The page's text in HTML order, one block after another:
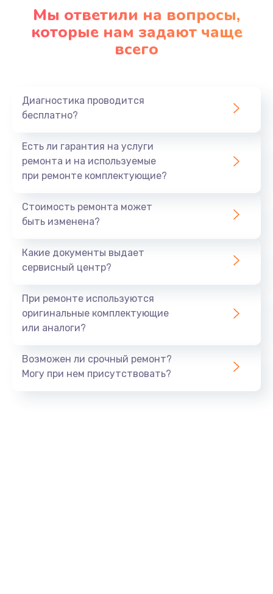
Мы ответили на вопросы,
которые нам задают чаще
всего
Диагностика проводится
бесплатно?
Есть ли гарантия на услуги
ремонта и на используемые
при ремонте комплектующие?
Стоимость ремонта может
быть изменена?
Какие документы выдает
сервисный центр?
При ремонте используются
оригинальные комплектующие
или аналоги?
Возможен ли срочный ремонт?
Могу при нем присутствовать?